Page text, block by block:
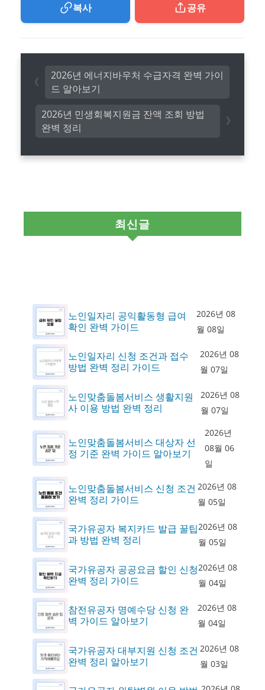
복사 공유
2026년 민생회복지원금 잔액 조회 방법
완벽 정리
2026년 에너지바우처 수급자격 완벽 가이
드 알아보기
최신글
노인일자리 공익활동형 급여
확인 완벽 가이드
2026년 08
월 08일
노인일자리 신청 조건과 접수
방법 완벽 정리 가이드
2026년 08
월 07일
노인맞춤돌봄서비스 생활지원
사 이용 방법 완벽 정리
2026년 08
월 07일
노인맞춤돌봄서비스 대상자 선
정 기준 완벽 가이드 알아보기
2026년
08월 06
일
노인맞춤돌봄서비스 신청 조건
완벽 정리 가이드
2026년 08
월 05일
국가유공자 복지카드 발급 꿀팁
과 방법 완벽 정리
2026년 08
월 05일
국가유공자 공공요금 할인 신청
완벽 정리 가이드
2026년 08
월 04일
참전유공자 명예수당 신청 완
벽 가이드 알아보기
2026년 08
월 04일
국가유공자 대부지원 신청 조건
완벽 정리 알아보기
2026년 08
월 03일